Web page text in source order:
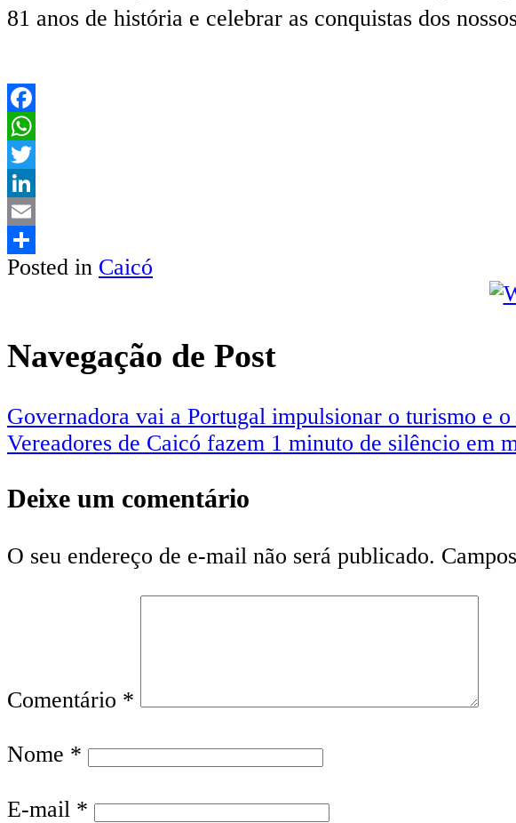
81 anos de história e celebrar as conquistas dos
Facebook
WhatsApp
Twitter
LinkedIn
Email
Share
Posted in Caicó
Navegação de Post
Governadora vai a Portugal impulsionar o turismo e
Vereadores de Caicó fazem 1 minuto de silêncio em
Deixe um comentário
O seu endereço de e-mail não será publicado.
Comentário *
Nome *
E-mail *